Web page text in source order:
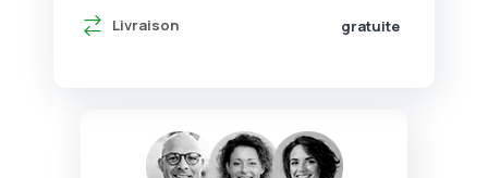
Livraison gratuite